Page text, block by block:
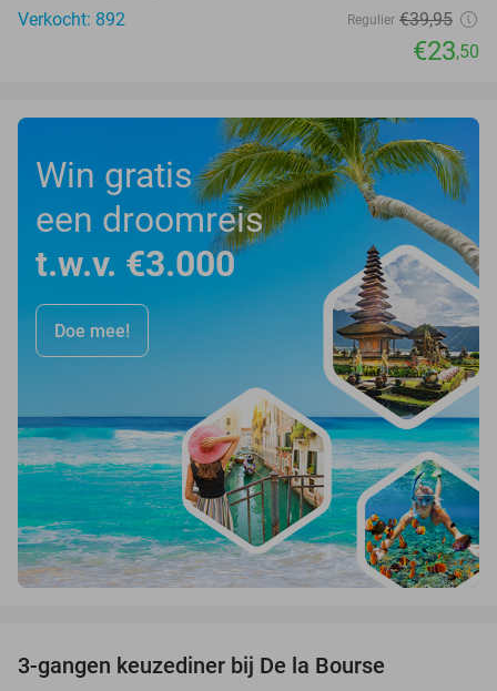
Verkocht: 892
Regulier €39,95
€23,50
Win gratis
een droomreis
t.w.v. €3.000
Doe mee!
3-gangen keuzediner bij De la Bourse